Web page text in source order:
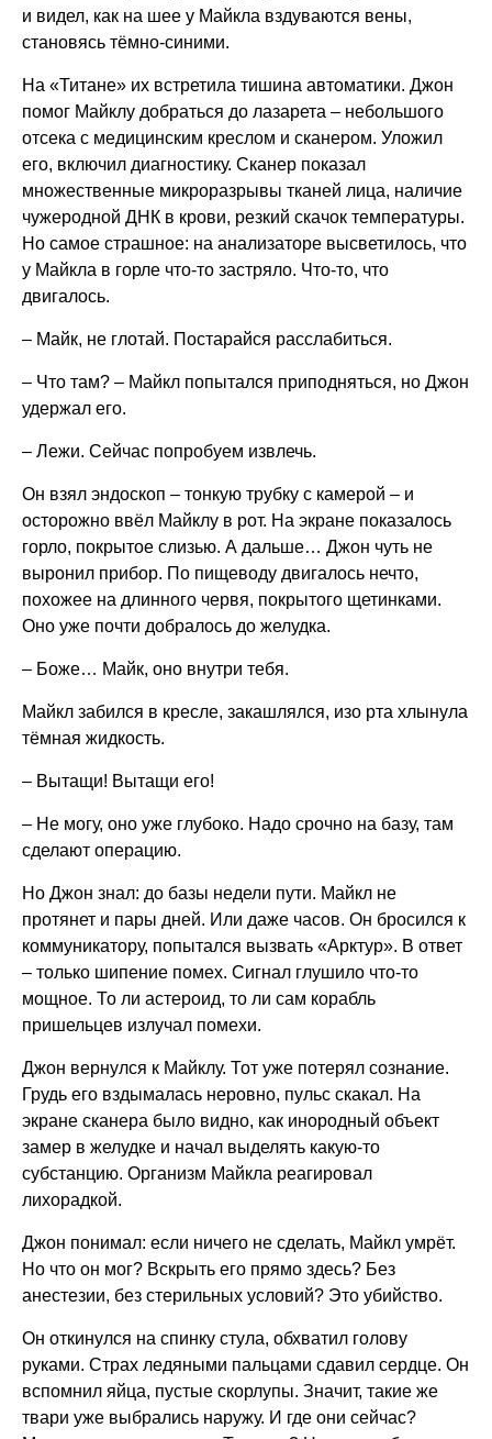
и видел, как на шее у Майкла вздуваются вены,
становясь тёмно-синими.
На «Титане» их встретила тишина автоматики. Джон
помог Майклу добраться до лазарета – небольшого
отсека с медицинским креслом и сканером. Уложил
его, включил диагностику. Сканер показал
множественные микроразрывы тканей лица, наличие
чужеродной ДНК в крови, резкий скачок температуры.
Но самое страшное: на анализаторе высветилось, что
у Майкла в горле что-то застряло. Что-то, что
двигалось.
– Майк, не глотай. Постарайся расслабиться.
– Что там? – Майкл попытался приподняться, но Джон
удержал его.
– Лежи. Сейчас попробуем извлечь.
Он взял эндоскоп – тонкую трубку с камерой – и
осторожно ввёл Майклу в рот. На экране показалось
горло, покрытое слизью. А дальше… Джон чуть не
выронил прибор. По пищеводу двигалось нечто,
похожее на длинного червя, покрытого щетинками.
Оно уже почти добралось до желудка.
– Боже… Майк, оно внутри тебя.
Майкл забился в кресле, закашлялся, изо рта хлынула
тёмная жидкость.
– Вытащи! Вытащи его!
– Не могу, оно уже глубоко. Надо срочно на базу, там
сделают операцию.
Но Джон знал: до базы недели пути. Майкл не
протянет и пары дней. Или даже часов. Он бросился к
коммуникатору, попытался вызвать «Арктур». В ответ
– только шипение помех. Сигнал глушило что-то
мощное. То ли астероид, то ли сам корабль
пришельцев излучал помехи.
Джон вернулся к Майклу. Тот уже потерял сознание.
Грудь его вздымалась неровно, пульс скакал. На
экране сканера было видно, как инородный объект
замер в желудке и начал выделять какую-то
субстанцию. Организм Майкла реагировал
лихорадкой.
Джон понимал: если ничего не сделать, Майкл умрёт.
Но что он мог? Вскрыть его прямо здесь? Без
анестезии, без стерильных условий? Это убийство.
Он откинулся на спинку стула, обхватил голову
руками. Страх ледяными пальцами сдавил сердце. Он
вспомнил яйца, пустые скорлупы. Значит, такие же
твари уже выбрались наружу. И где они сейчас?